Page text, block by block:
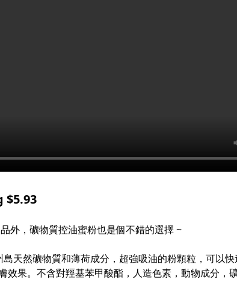
$5.93
外，礦物質控油蜜粉也是個不錯的選擇 ~
天然礦物質和薄荷成分，超強吸油的粉顆粒，可以
效果。不含對羥基苯甲酸酯，人造色素，動物成分